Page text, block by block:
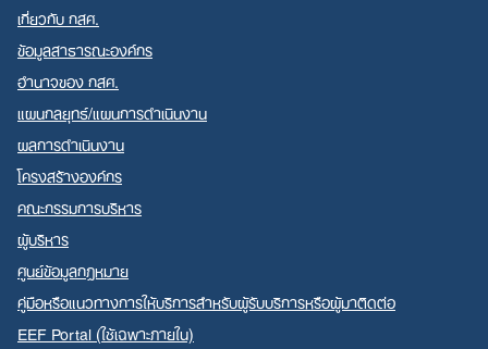
เกี่ยวกับ กสศ.
ข้อมูลสาธารณะองค์กร
อำนาจของ กสศ.
แผนกลยุทธ์/แผนการดำเนินงาน
ผลการดำเนินงาน
โครงสร้างองค์กร
คณะกรรมการบริหาร
ผู้บริหาร
ศูนย์ข้อมูลกฎหมาย
คู่มือหรือแนวทางการให้บริการสำหรับผู้รับบริการหรือผู้มาติดต่อ
EEF Portal (ใช้เฉพาะภายใน)